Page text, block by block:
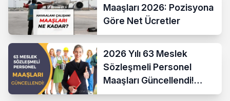
Maaşları 2026: Pozisyona
Göre Net Ücretler
2026 Yılı 63 Meslek
Sözleşmeli Personel
Maaşları Güncellendi!
Hesaplama Formülü ve